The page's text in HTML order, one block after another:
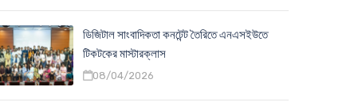
ডিজিটাল সাংবাদিকতা কনটেন্ট তৈরিতে এনএসইউতে
টিকটকের মাস্টারক্লাস
08/04/2026